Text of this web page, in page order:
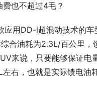
也不超过4毛？
应用DD-i超混动技术的
合油耗为2.3L/百公里
来说，只要能够保证
右，也就是实际馈电